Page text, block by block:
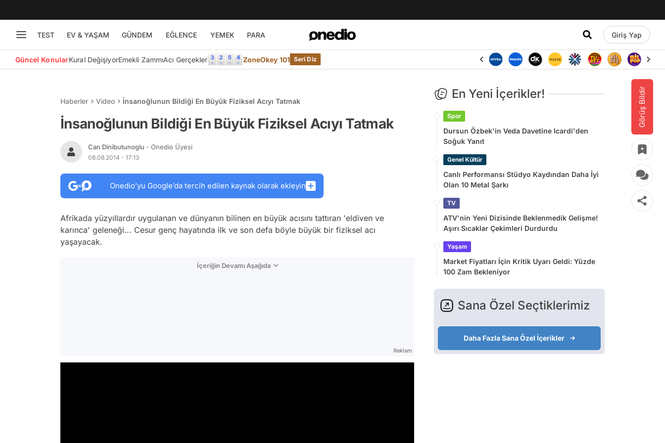
TEST EV & YAŞAM GÜNDEM EĞLENCE YEMEK PARA Giriş Yap
Güncel KonularKural DeğişiyorEmekli ZammıAcı Gerçekler ZoneOkey 101 Seri Diz
Görüş Bildir
Haberler Video İnsanoğlunun Bildiği En Büyük Fiziksel Acıyı Tatmak
İnsanoğlunun Bildiği En Büyük Fiziksel Acıyı Tatmak
Can Dinibutunoglu - Onedio Üyesi
08.08.2014 - 17:13
Onedio’yu Google’da tercih edilen kaynak olarak ekleyin
Afrikada yüzyıllardır uygulanan ve dünyanın bilinen en büyük acısını tattıran 'eldiven ve
karınca' geleneği... Cesur genç hayatında ilk ve son defa böyle büyük bir fiziksel acı
yaşayacak.
İçeriğin Devamı Aşağıda
Reklam
En Yeni İçerikler!
Spor
Dursun Özbek'in Veda Davetine Icardi'den
Soğuk Yanıt
Genel Kültür
Canlı Performansı Stüdyo Kaydından Daha İyi
Olan 10 Metal Şarkı
TV
ATV'nin Yeni Dizisinde Beklenmedik Gelişme!
Aşırı Sıcaklar Çekimleri Durdurdu
Yaşam
Market Fiyatları İçin Kritik Uyarı Geldi: Yüzde
100 Zam Bekleniyor
Sana Özel Seçtiklerimiz
Daha Fazla Sana Özel İçerikler